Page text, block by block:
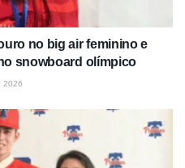
no big air feminino e
snowboard olímpico
2026